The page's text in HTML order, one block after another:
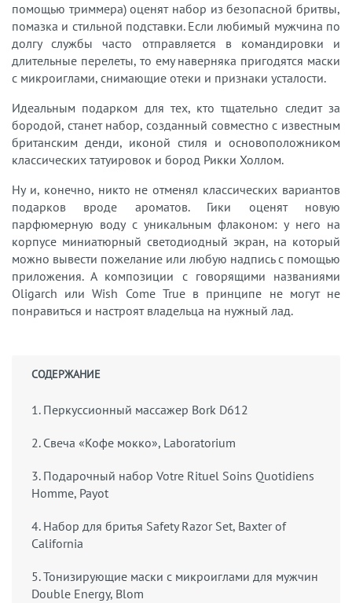
помощью триммера) оценят набор из безопасной бритвы,
помазка и стильной подставки. Если любимый мужчина по
долгу службы часто отправляется в командировки и
длительные перелеты, то ему наверняка пригодятся маски
с микроиглами, снимающие отеки и признаки усталости.
Идеальным подарком для тех, кто тщательно следит за
бородой, станет набор, созданный совместно с известным
британским денди, иконой стиля и основоположником
классических татуировок и бород Рикки Холлом.
Ну и, конечно, никто не отменял классических вариантов
подарков вроде ароматов. Гики оценят новую
парфюмерную воду с уникальным флаконом: у него на
корпусе миниатюрный светодиодный экран, на который
можно вывести пожелание или любую надпись с помощью
приложения. А композиции с говорящими названиями
Oligarch или Wish Come True в принципе не могут не
понравиться и настроят владельца на нужный лад.
СОДЕРЖАНИЕ
1. Перкуссионный массажер Bork D612
2. Свеча «Кофе мокко», Laboratorium
3. Подарочный набор Votre Rituel Soins Quotidiens
Homme, Payot
4. Набор для бритья Safety Razor Set, Baxter of
California
5. Тонизирующие маски с микроиглами для мужчин
Double Energy, Blom